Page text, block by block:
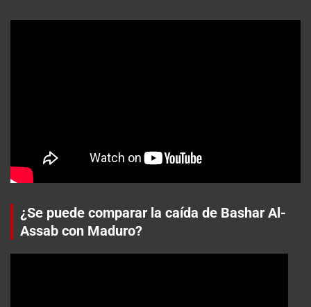
¿Se puede comparar la caída de Bashar Al-
Assab con Maduro?